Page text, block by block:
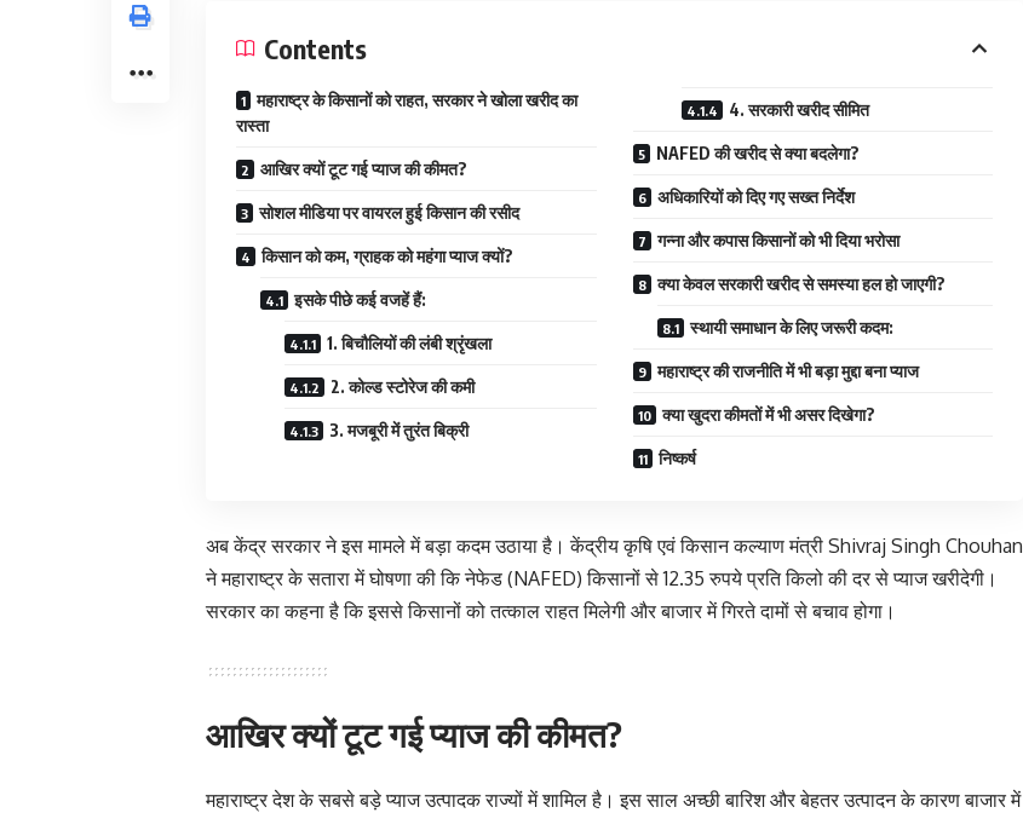
Contents
महाराष्ट्र के किसानों को राहत, सरकार ने खोला खरीद का
रास्ता
आखिर क्यों टूट गई प्याज की कीमत?
सोशल मीडिया पर वायरल हुई किसान की रसीद
किसान को कम, ग्राहक को महंगा प्याज क्यों?
इसके पीछे कई वजहें हैं:
1. बिचौलियों की लंबी श्रृंखला
2. कोल्ड स्टोरेज की कमी
3. मजबूरी में तुरंत बिक्री
4. सरकारी खरीद सीमित
NAFED की खरीद से क्या बदलेगा?
अधिकारियों को दिए गए सख्त निर्देश
गन्ना और कपास किसानों को भी दिया भरोसा
क्या केवल सरकारी खरीद से समस्या हल हो जाएगी?
स्थायी समाधान के लिए जरूरी कदम:
महाराष्ट्र की राजनीति में भी बड़ा मुद्दा बना प्याज
क्या खुदरा कीमतों में भी असर दिखेगा?
निष्कर्ष
अब केंद्र सरकार ने इस मामले में बड़ा कदम उठाया है। केंद्रीय कृषि एवं किसान कल्याण मंत्री Shivraj Singh Chouhan
ने महाराष्ट्र के सतारा में घोषणा की कि नेफेड (NAFED) किसानों से 12.35 रुपये प्रति किलो की दर से प्याज खरीदेगी।
सरकार का कहना है कि इससे किसानों को तत्काल राहत मिलेगी और बाजार में गिरते दामों से बचाव होगा।
आखिर क्यों टूट गई प्याज की कीमत?
महाराष्ट्र देश के सबसे बड़े प्याज उत्पादक राज्यों में शामिल है। इस साल अच्छी बारिश और बेहतर उत्पादन के कारण बाजार में